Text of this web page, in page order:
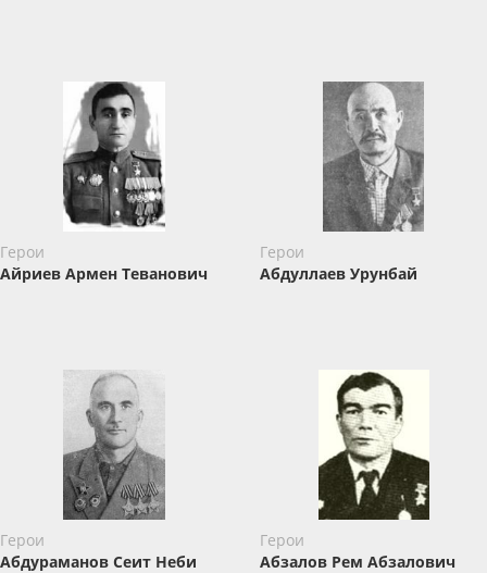
Герои
Айриев Армен Теванович
Герои
Абдуллаев Урунбай
Герои
Абдураманов Сеит Неби
Герои
Абзалов ​Рем Абзалович